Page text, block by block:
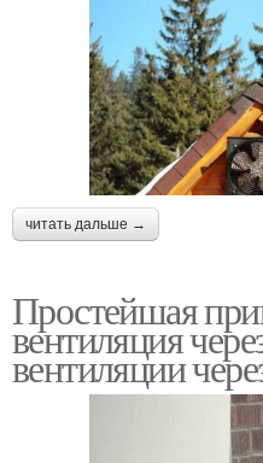
читать дальше →
Простейшая
вентиляция
вентиляции